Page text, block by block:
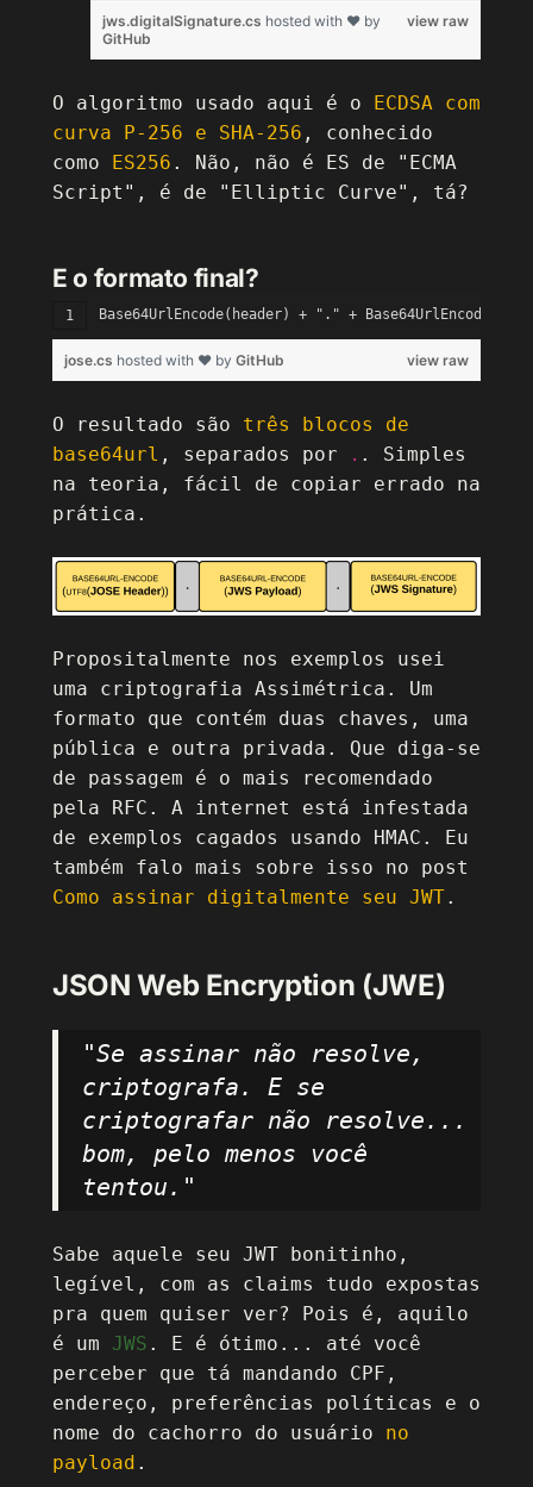
view raw
jws.digitalSignature.cs hosted with ❤ by
GitHub
O algoritmo usado aqui é o
ECDSA com
curva P-256 e SHA-256 , conhecido
como
ES256 . Não, não é ES de "ECMA
Script", é de "Elliptic Curve", tá?
E o formato final?
Base64UrlEncode(header) + "." +
view raw
jose.cs hosted with ❤ by GitHub
O resultado são três blocos de
base64url , separados por . . Simples
na teoria, fácil de copiar errado na
prática.
Propositalmente nos exemplos usei
uma criptografia Assimétrica. Um
formato que contém duas chaves, uma
pública e outra privada. Que diga-se
de passagem é o mais recomendado
pela RFC. A internet está infestada
de exemplos cagados usando HMAC. Eu
também falo mais sobre isso no post
Como assinar digitalmente seu JWT.
JSON Web Encryption (JWE)
"Se assinar não resolve,
criptografa. E se
criptografar não resolve...
bom, pelo menos você
tentou."
Sabe aquele seu JWT bonitinho,
legível, com as claims tudo expostas
pra quem quiser ver? Pois é, aquilo
é um JWS . E é ótimo... até você
perceber que tá mandando CPF,
endereço, preferências políticas e o
nome do cachorro do usuário no
payload .